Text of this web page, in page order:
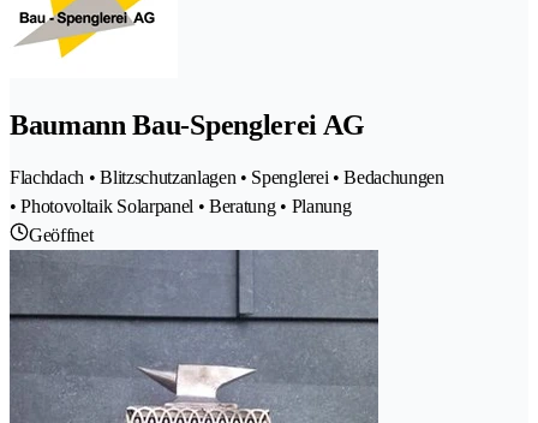
Baumann Bau-Spenglerei AG
Flachdach • Blitzschutzanlagen • Spenglerei • Bedachungen
• Photovoltaik Solarpanel • Beratung • Planung
Geöffnet